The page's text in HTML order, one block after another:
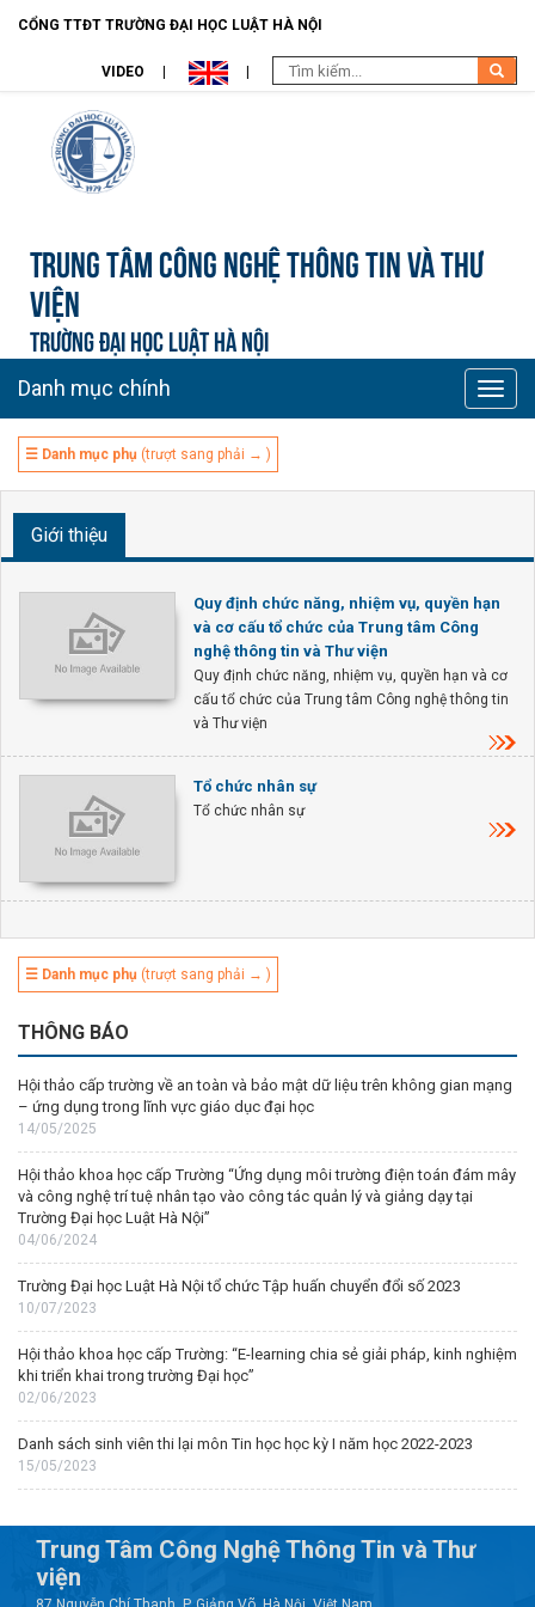
CỔNG TTĐT TRƯỜNG ĐẠI HỌC LUẬT HÀ NỘI
VIDEO
Trung tâm công nghệ thông tin và Thư
viện
TRƯỜNG ĐẠI HỌC LUẬT HÀ NỘI
Toggle
Danh mục chính
☰ Danh mục phụ (trượt sang phải → )
Giới thiệu
Quy định chức năng, nhiệm vụ, quyền hạn
và cơ cấu tổ chức của Trung tâm Công
nghệ thông tin và Thư viện
Quy định chức năng, nhiệm vụ, quyền hạn và cơ
cấu tổ chức của Trung tâm Công nghệ thông tin
và Thư viện
Tổ chức nhân sự
Tổ chức nhân sự
☰ Danh mục phụ (trượt sang phải → )
THÔNG BÁO
Hội thảo cấp trường về an toàn và bảo mật dữ liệu trên không gian mạng
– ứng dụng trong lĩnh vực giáo dục đại học
14/05/2025
Hội thảo khoa học cấp Trường “Ứng dụng môi trường điện toán đám mây
và công nghệ trí tuệ nhân tạo vào công tác quản lý và giảng dạy tại
Trường Đại học Luật Hà Nội”
04/06/2024
Trường Đại học Luật Hà Nội tổ chức Tập huấn chuyển đổi số 2023
10/07/2023
Hội thảo khoa học cấp Trường: “E-learning chia sẻ giải pháp, kinh nghiệm
khi triển khai trong trường Đại học”
02/06/2023
Danh sách sinh viên thi lại môn Tin học học kỳ I năm học 2022-2023
15/05/2023
Trung Tâm Công Nghệ Thông Tin và Thư
viện